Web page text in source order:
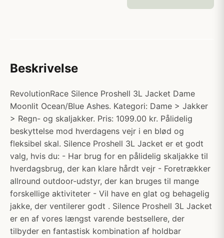
Beskrivelse
RevolutionRace Silence Proshell 3L Jacket Dame
Moonlit Ocean/Blue Ashes. Kategori: Dame > Jakker
> Regn- og skaljakker. Pris: 1099.00 kr. Pålidelig
beskyttelse mod hverdagens vejr i en blød og
fleksibel skal. Silence Proshell 3L Jacket er et godt
valg, hvis du: - Har brug for en pålidelig skaljakke til
hverdagsbrug, der kan klare hårdt vejr - Foretrækker
allround outdoor-udstyr, der kan bruges til mange
forskellige aktiviteter - Vil have en glat og behagelig
jakke, der ventilerer godt . Silence Proshell 3L Jacket
er en af vores længst varende bestsellere, der
tilbyder en fantastisk kombination af holdbar